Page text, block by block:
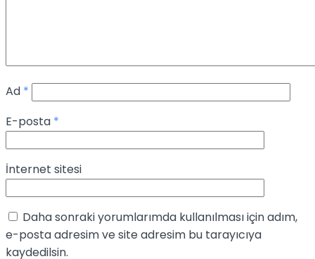
Ad *
E-posta *
İnternet sitesi
Daha sonraki yorumlarımda kullanılması için adım,
e-posta adresim ve site adresim bu tarayıcıya
kaydedilsin.